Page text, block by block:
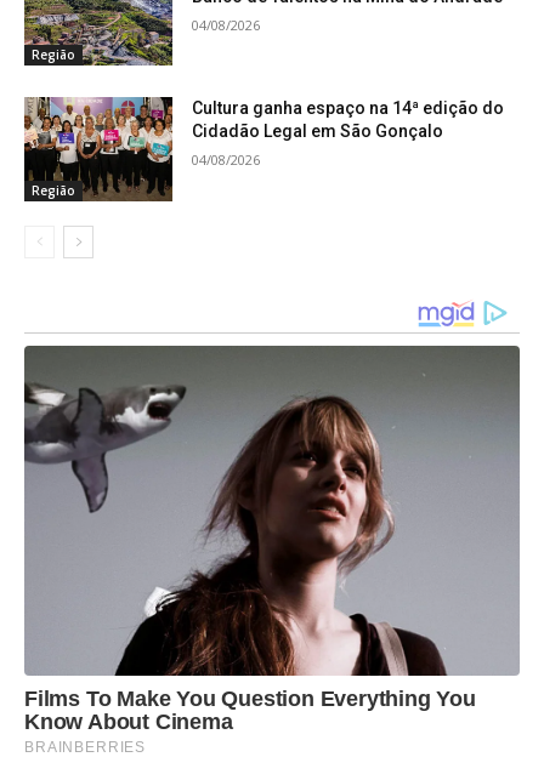
sobre turismo, comunidade e representatividade.
No dia 19, a linguagem urbana tomou conta da
Movimento e Resistência”, que destacou a
potência cultural da dança.
na Praça Central
O ponto alto do festival ocorreu no 20 de
novembro, Dia da Consciência Negra, que levou
grande público à Praça Central a partir das 16h. A
programação contou com Batalha de Rima,
palestra e show de MV Bill, apresentação dos
Tambores do Morro, além das performances de
DJ Tony e Luccas Carlos, encerrando a noite em
clima de celebração e afirmação da identidade
Região
04/08/2026
Região
Cultura ganha espaço na 14ª edição do
Cidadão Legal em São Gonçalo
04/08/2026
Films To Make You Question Everything You
Know About Cinema
BRAINBERRIES